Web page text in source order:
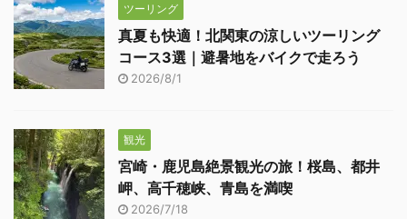
ツーリング
真夏も快適！北関東の涼しいツーリング
コース3選｜避暑地をバイクで走ろう
2026/8/1
観光
宮崎・鹿児島絶景観光の旅！桜島、都井
岬、高千穂峡、青島を満喫
2026/7/18